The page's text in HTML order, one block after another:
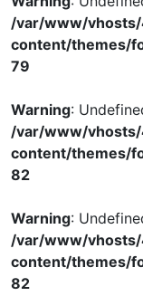
/var/www/
content/themes/
79
Warning:
/var/www/
content/themes/
82
Warning:
/var/www/
content/themes/
82